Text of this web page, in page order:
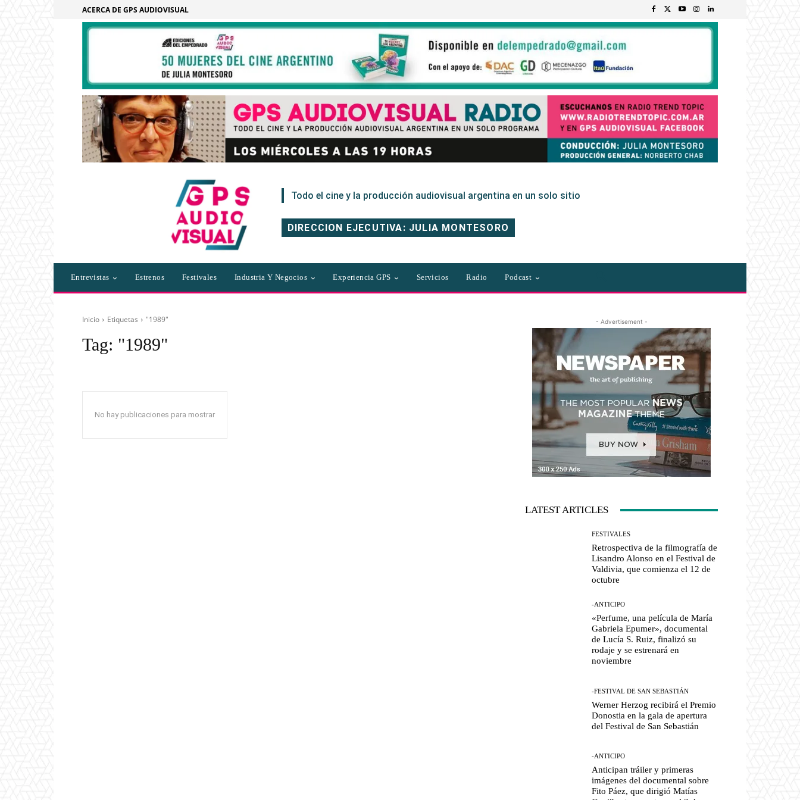
ACERCA DE GPS AUDIOVISUAL
Todo el cine y la producción audiovisual argentina en un solo sitio
DIRECCION EJECUTIVA: JULIA MONTESORO
Entrevistas Estrenos Festivales Industria Y Negocios Experiencia GPS Servicios Radio Podcast
Inicio Etiquetas "1989"
Tag: "1989"
No hay publicaciones para mostrar
- Advertisement -
LATEST ARTICLES
FESTIVALES
Retrospectiva de la filmografía de
Lisandro Alonso en el Festival de
Valdivia, que comienza el 12 de
octubre
-ANTICIPO
«Perfume, una película de María
Gabriela Epumer», documental
de Lucía S. Ruiz, finalizó su
rodaje y se estrenará en
noviembre
-FESTIVAL DE SAN SEBASTIÁN
Werner Herzog recibirá el Premio
Donostia en la gala de apertura
del Festival de San Sebastián
-ANTICIPO
Anticipan tráiler y primeras
imágenes del documental sobre
Fito Páez, que dirigió Matías